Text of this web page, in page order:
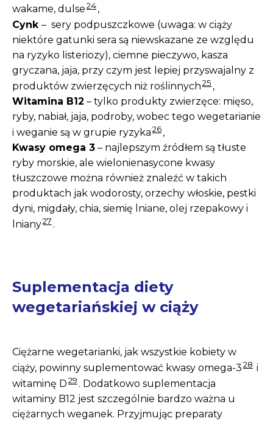
wakame, dulse24,
Cynk – sery podpuszczkowe (uwaga: w ciąży
niektóre gatunki sera są niewskazane ze względu
na ryzyko listeriozy), ciemne pieczywo, kasza
gryczana, jaja, przy czym jest lepiej przyswajalny z
produktów zwierzęcych niż roślinnych25 ,
Witamina B12 – tylko produkty zwierzęce: mięso,
ryby, nabiał, jaja, podroby, wobec tego wegetarianie
i weganie są w grupie ryzyka26,
Kwasy omega 3 – najlepszym źródłem są tłuste
ryby morskie, ale wielonienasycone kwasy
tłuszczowe można również znaleźć w takich
produktach jak wodorosty, orzechy włoskie, pestki
dyni, migdały, chia, siemię lniane, olej rzepakowy i
lniany27 .
Suplementacja diety
wegetariańskiej w ciąży
Ciężarne wegetarianki, jak wszystkie kobiety w
ciąży, powinny suplementować kwasy omega-328 i
witaminę D29 . Dodatkowo suplementacja
witaminy B12 jest szczególnie bardzo ważna u
ciężarnych weganek. Przyjmując preparaty